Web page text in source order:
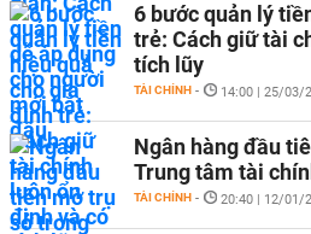
6 bước quản lý
trẻ: Cách giữ tài
tích lũy
TÀI CHÍNH - 14:00 | 25/03/
Ngân hàng đầu
Trung tâm tài
TÀI CHÍNH - 20:40 | 12/01/